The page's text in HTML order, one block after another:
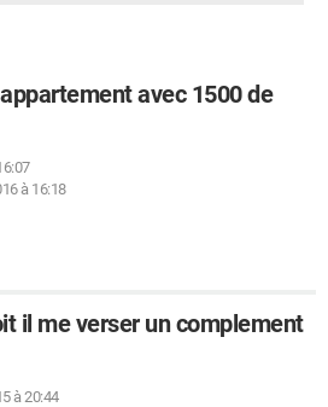
avec 1500 de
à 16:18
il me verser un complement
à 20:44